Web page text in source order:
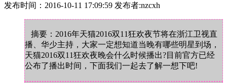
发布时间：2016-10-11 17:09:59 发布者:nzcxh
摘要：2016年天猫2016双11狂欢夜节将在浙江卫视直
播、华少主持，大家一定想知道当晚有哪些明星到场，
天猫2016双11狂欢夜晚会什么时候播出?目前官方已经
公布了播出时间，下面我们一起去了解一想下吧!